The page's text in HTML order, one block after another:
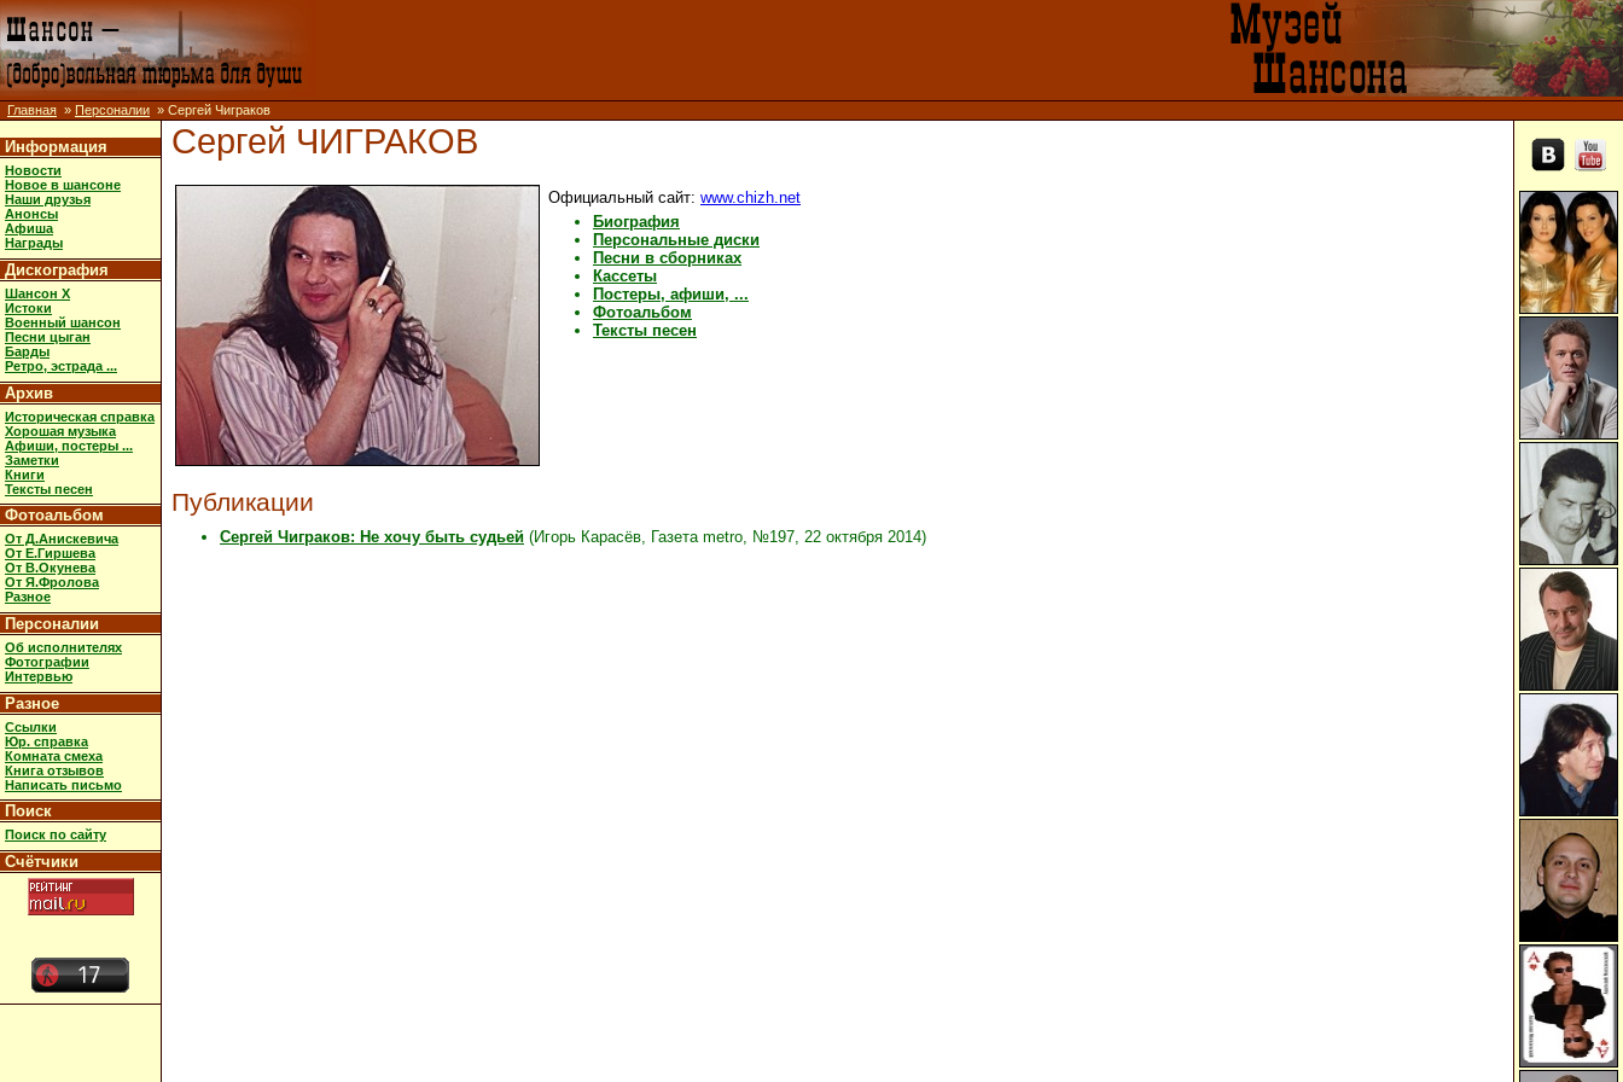
Главная » Персоналии » Сергей Чиграков
Информация
Новости
Новое в шансоне
Наши друзья
Анонсы
Афиша
Награды
Дискография
Шансон X
Истоки
Военный шансон
Песни цыган
Барды
Ретро, эстрада ...
Архив
Историческая справка
Хорошая музыка
Афиши, постеры ...
Заметки
Книги
Тексты песен
Фотоальбом
От Д.Анискевича
От Е.Гиршева
От В.Окунева
От Я.Фролова
Разное
Персоналии
Об исполнителях
Фотографии
Интервью
Разное
Ссылки
Юр. справка
Комната смеха
Книга отзывов
Написать письмо
Поиск
Поиск по сайту
Счётчики
Сергей ЧИГРАКОВ
Официальный сайт: www.chizh.net
Биография
Персональные диски
Песни в сборниках
Кассеты
Постеры, афиши, ...
Фотоальбом
Тексты песен
Публикации
Сергей Чиграков: Не хочу быть судьей (Игорь Карасёв, Газета metro, №197, 22 октября 2014)